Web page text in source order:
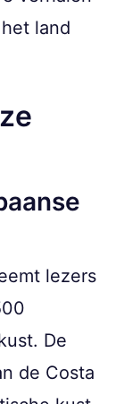
land
lezers
De
de Costa